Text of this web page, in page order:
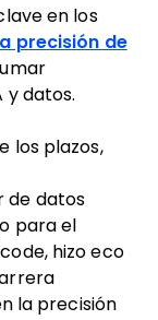
en los
la precisión de
y datos.
los plazos,
de datos
para el
hizo eco
la precisión